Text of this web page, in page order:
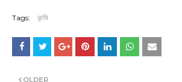
Tags: कृषि
OLDER